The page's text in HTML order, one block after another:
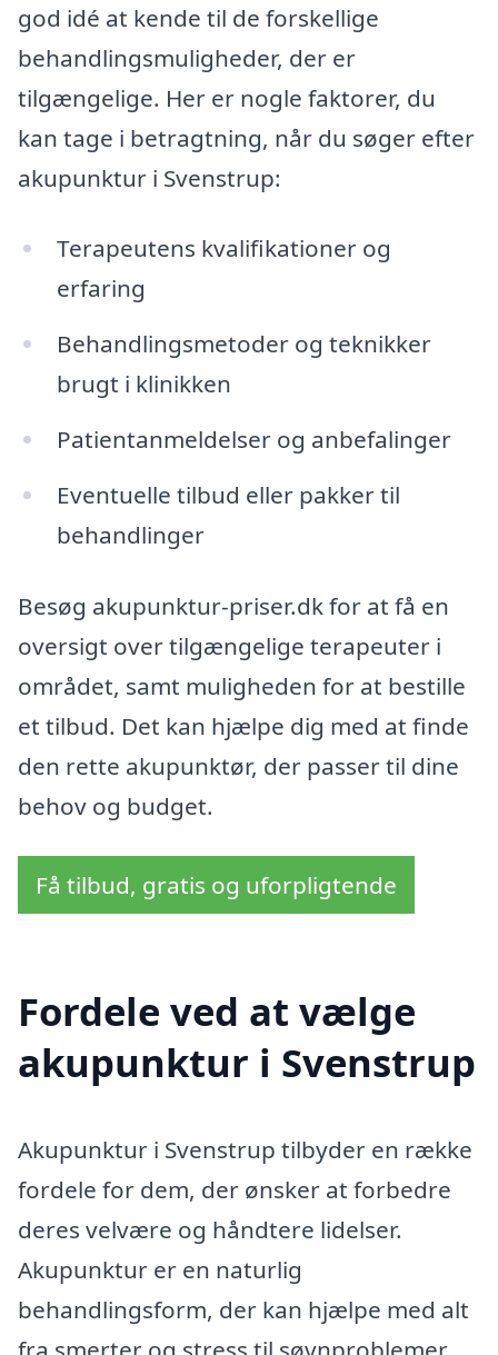
god idé at kende til de forskellige
behandlingsmuligheder, der er
tilgængelige. Her er nogle faktorer, du
kan tage i betragtning, når du søger efter
akupunktur i Svenstrup:
Terapeutens kvalifikationer og
erfaring
Behandlingsmetoder og teknikker
brugt i klinikken
Patientanmeldelser og anbefalinger
Eventuelle tilbud eller pakker til
behandlinger
Besøg akupunktur-priser.dk for at få en
oversigt over tilgængelige terapeuter i
området, samt muligheden for at bestille
et tilbud. Det kan hjælpe dig med at finde
den rette akupunktør, der passer til dine
behov og budget.
Få tilbud, gratis og uforpligtende
Fordele ved at vælge
akupunktur i Svenstrup
Akupunktur i Svenstrup tilbyder en række
fordele for dem, der ønsker at forbedre
deres velvære og håndtere lidelser.
Akupunktur er en naturlig
behandlingsform, der kan hjælpe med alt